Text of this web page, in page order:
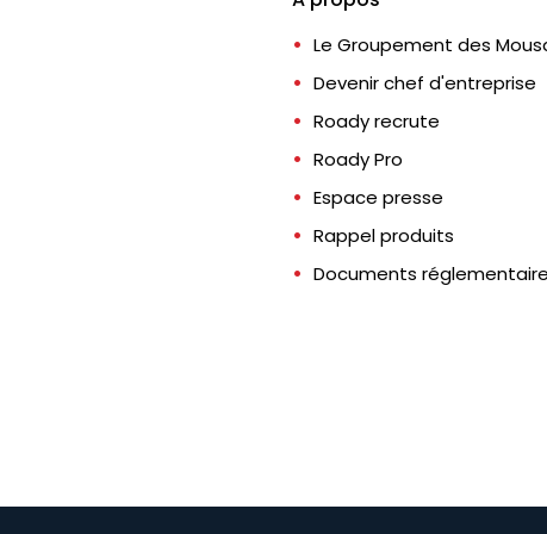
Le Groupement des
Devenir chef d'entreprise
Roady recrute
Roady Pro
Espace presse
Rappel produits
Documents